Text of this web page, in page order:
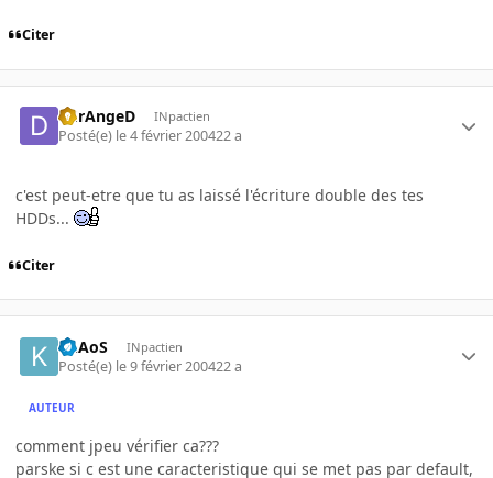
Citer
DErAngeD INpactien
Posté(e) le 4 février 200422 a
c'est peut-etre que tu as laissé l'écriture double des tes
HDDs...
Citer
KhAoS INpactien
Posté(e) le 9 février 200422 a
AUTEUR
comment jpeu vérifier ca???
parske si c est une caracteristique qui se met pas par default,